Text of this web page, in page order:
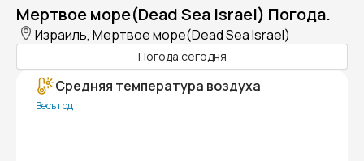
Мертвое море(Dead Sea Israel) Погода.
Израиль, Мертвое море(Dead Sea Israel)
Погода сегодня
Средняя температура воздуха
Весь год